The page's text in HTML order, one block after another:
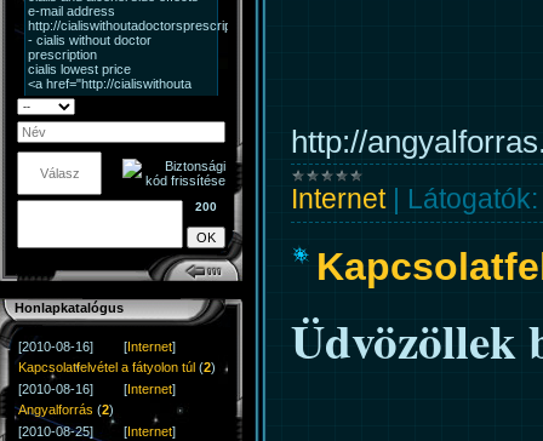
200
Honlapkatalógus
[2010-08-16] [Internet]
Kapcsolatfelvétel a fátyolon túl (2)
[2010-08-16]
[Internet]
Angyalforrás (2)
[2010-08-25]
[Internet]
http://
Internet| Látogatók:
Üdvözöllek